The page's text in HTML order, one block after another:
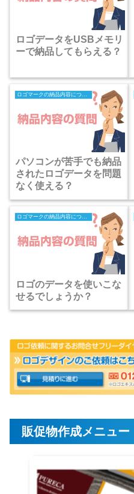
ロゴデータをUSBメモリ
ーで納品してもらえる？
パソコンが苦手でも納品
されたロゴデータを問題
なく使える？
ロゴのデータを使いこな
せるでしょうか？
販促物作成メニュー